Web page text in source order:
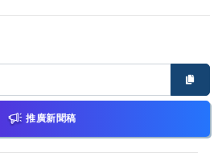
推廣新聞稿